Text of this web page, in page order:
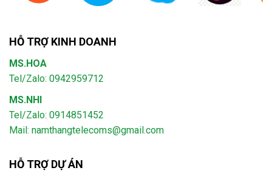
HỖ TRỢ KINH DOANH
MS.HOA
Tel/Zalo: 0942959712
MS.NHI
Tel/Zalo: 0914851452
Mail: namthangtelecoms@gmail.com
HỖ TRỢ DỰ ÁN